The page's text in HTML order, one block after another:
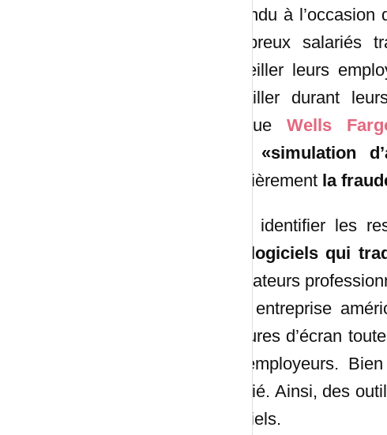
répandu à
nombreux salariés
surveiller leurs
travailler durant
banqueWells
«simulation
familièrement la
Pour identifier les
logiciels qui
ordinateurs
Une entreprise
captures d’écran
les employeurs.
salarié. Ainsi, des
logiciels.